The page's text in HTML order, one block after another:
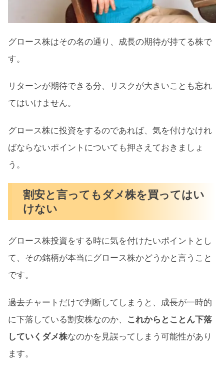
グロース株はその名の通り、成長の期待が持てる株で
す。
リターンが期待できる分、リスクが大きいことも忘れ
てはいけません。
グロース株に投資をするのであれば、気を付けなけれ
ばならないポイントについても押さえておきましょ
う。
割安と言ってもダメ株を買ってはい
けない
グロース株投資をする時に気を付けたいポイントとし
て、その銘柄が本当にグロース株かどうかと言うこと
です。
過去チャートだけで判断してしまうと、成長が一時的
に下落している割安株なのか、 これからとことん下落
していくダメ株なのかを見誤ってしまう可能性があり
ます。